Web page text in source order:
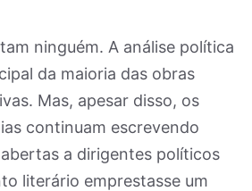
ninguém. A análise política
da maioria das obras
Mas, apesar disso, os
continuam escrevendo
a dirigentes políticos
literário emprestasse um